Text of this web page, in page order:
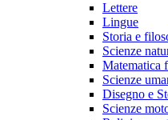
Lettere
Lingue
Storia e
Scienze
Matematica
Scienze
Disegno e
Scienze